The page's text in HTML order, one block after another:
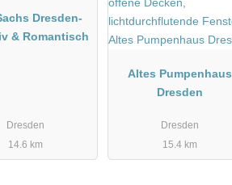
Dresden-
& Romantisch
Dresden
14.6 km
Altes Pumpenhaus
Dresden
Dresden
15.4 km